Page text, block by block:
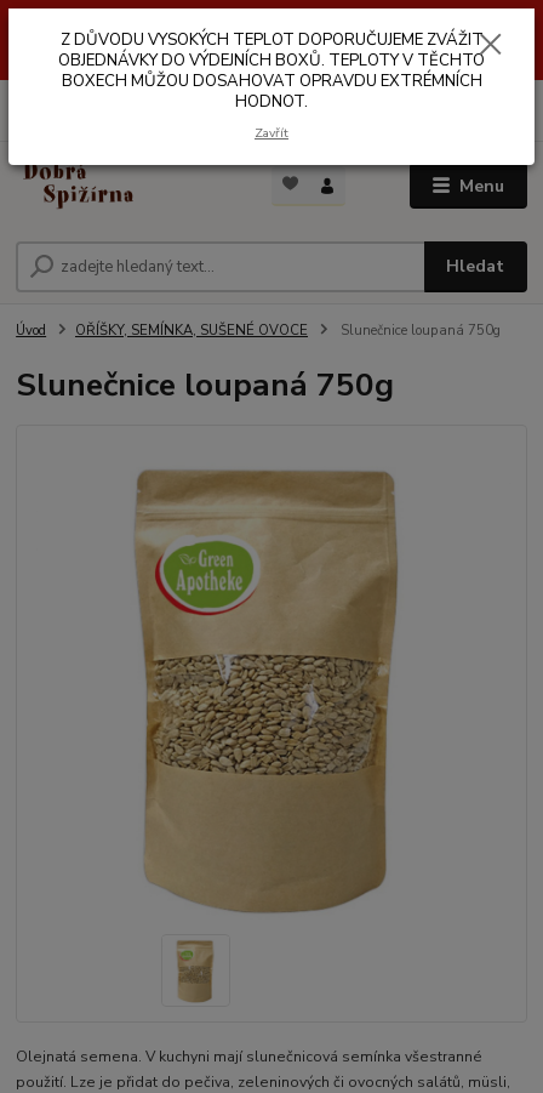
VÝDEJNÍCH BOXŮ. TEPLOTA V TĚCHTO BOXECH MŮŽE DOSAHOVAT
OPRAVDU EXTRÉMNÍCH HODNOT.
Menu
Hledat
Úvod OŘÍŠKY, SEMÍNKA, SUŠENÉ OVOCE Slunečnice loupaná 750g
Slunečnice loupaná 750g
Olejnatá semena. V kuchyni mají slunečnicová semínka všestranné
použití. Lze je přidat do pečiva, zeleninových či ovocných salátů, müsli,
Z DŮVODU VYSOKÝCH TEPLOT DOPORUČUJEME ZVÁŽIT
OBJEDNÁVKY DO VÝDEJNÍCH BOXŮ. TEPLOTY V TĚCHTO
BOXECH MŮŽOU DOSAHOVAT OPRAVDU EXTRÉMNÍCH
HODNOT.
Zavřít